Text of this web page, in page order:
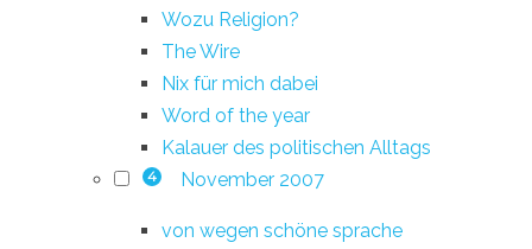
Wozu Religion?
The Wire
Nix für mich dabei
Word of the year
Kalauer des politischen Alltags
4 November 2007
von wegen schöne sprache